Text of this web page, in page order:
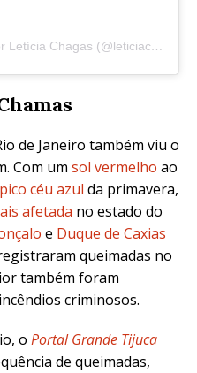
Uma publicação partilhada por Letícia Chagas (@leticiachagassp)
de Janeiro também viu o
Com um sol vermelho ao
céu azul da primavera,
afetada no estado do
e Duque de Caxias
queimadas no
também foram
criminosos.
o Portal Grande Tijuca
de queimadas,